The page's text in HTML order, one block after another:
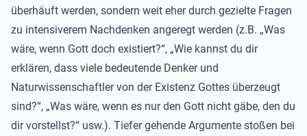
überhäuft werden, sondern weit eher durch gezielte Fragen
zu intensiverem Nachdenken angeregt werden (z.B. „Was
wäre, wenn Gott doch existiert?“, „Wie kannst du dir
erklären, dass viele bedeutende Denker und
Naturwissenschaftler von der Existenz Gottes überzeugt
sind?“, „Was wäre, wenn es nur den Gott nicht gäbe, den du
dir vorstellst?“ usw.). Tiefer gehende Argumente stoßen bei